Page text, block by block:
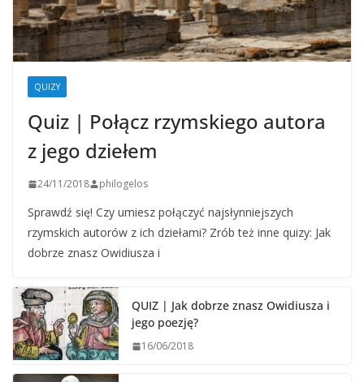
QUIZY
Quiz | Połącz rzymskiego autora
z jego dziełem
24/11/2018 philogelos
Sprawdź się! Czy umiesz połączyć najsłynniejszych
rzymskich autorów z ich dziełami? Zrób też inne quizy: Jak
dobrze znasz Owidiusza i
QUIZ | Jak dobrze znasz Owidiusza i
jego poezję?
16/06/2018